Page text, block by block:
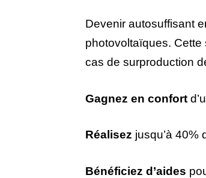
Devenir autosuffisant
photovoltaïques. Cette
cas de surproduction
Gagnez en confort
Réalisez jusqu’à 40%
Bénéficiez d’aides